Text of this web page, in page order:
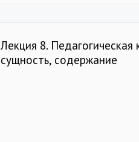
Лекция 8. Педагогическая
сущность, содержание